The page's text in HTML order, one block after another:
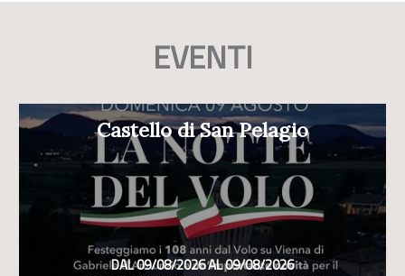
EVENTI
Castello di San Pelagio
DAL 09/08/2026 AL 09/08/2026